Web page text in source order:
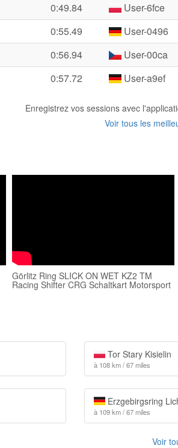
0:49.84 User-6fce
0:55.49 User-0496
0:56.94 User-00ca
0:57.72 User-a9ef
Enregistrez vos sessions avec
Voir tous les
Görlitz Ring SLICK ON WET KZ2 TM
Racing Shifter CRG Schaltkart Motorsport
Tor Stary Kisielin
à 108 km / 67 miles
Erzgebirgsring
à 109 km / 67 miles
Voir